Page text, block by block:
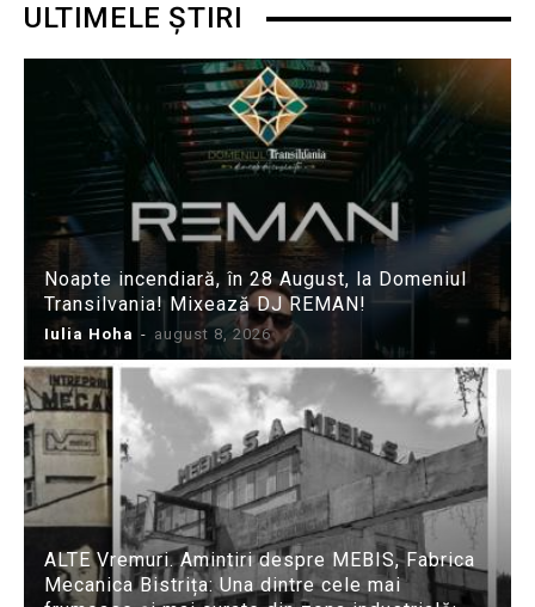
ULTIMELE ȘTIRI
Noapte incendiară, în 28 August, la Domeniul
Transilvania! Mixează DJ REMAN!
Iulia Hoha - august 8, 2026
ALTE Vremuri. Amintiri despre MEBIS, Fabrica
Mecanica Bistrița: Una dintre cele mai